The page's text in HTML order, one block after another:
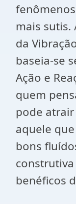
mais sutis.
da
baseia-se
Ação e
quem
pode atrair
aquele
bons
benéficos